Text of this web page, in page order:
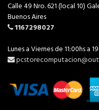
Calle 49 Nro. 621 (local 10)
Buenos Aires
1167298027
Lunes a Viernes de 11:00hs a